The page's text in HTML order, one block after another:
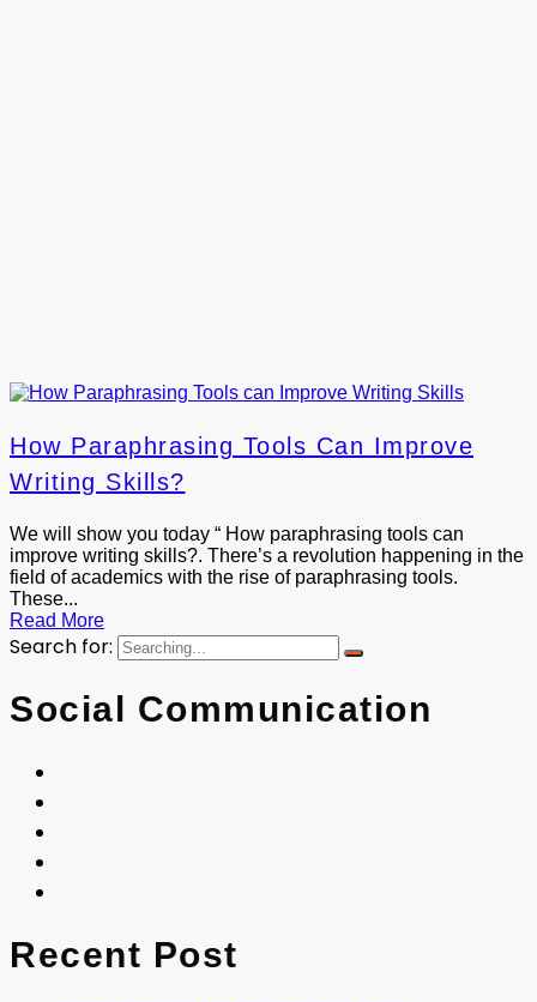
How Paraphrasing Tools Can Improve
Writing Skills?
We will show you today “ How paraphrasing tools can
improve writing skills?. There’s a revolution happening in the
field of academics with the rise of paraphrasing tools.
These...
Read More
Search for:
Social Communication
Recent Post